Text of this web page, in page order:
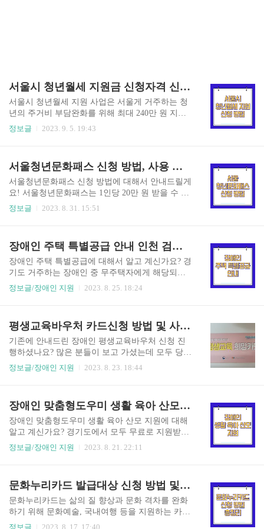
서울시 청년월세 지원금 신청자격 신청방법 서류 총정리
서울시 청년월세 지원 사업은 서울게 거주하는 청
년의 주거비 부담완화를 위해 최대 240만 원 지원
해 주는 사업입니다. 신청 기간이 한정되어 있기 때
얼른 신청해 보세요! 서울시 청년월세 지원 신청하
기 서울시 청년월세 지원금 신청 자격 청년월세 지
원 신청 자격은 아래의 조건을 만족해야 합니다. 꼭
확인하셔서 본인이 대상이 된다면 바로 신청을 진
행해 보세요! 거주지 : 주민등록상 서울시이며 실
어 있는 임차인 본인이 신청해야 합니다. (신청일
기준) 타인 명의 (부모, 형..
정보글 2023. 9. 5. 19:43
서울청년문화패스 신청 방법, 사용 방법 (20대 데이트 추천)
서울청년문화패스 신청 방법에 대해서 안내드릴게
요! 서울청년문화패스는 1인당 20만 원 받을 수 있
으며 연극, 뮤지컬, 오페라 등 관람을 하실 수 있습
청하기 서울청년문화패스 지원 대상 서울청년문화
패스는 지원 대상과 조건이 일부 존재합니다. 확인
하셔서 조건에 부합하는지 체크해 보세요! 내가 만
족하지 못하더라도 주위에 지원 대상이 되는 지인
이 있다면 알려주고 같이 누려보세요! 나이 : 19세
0% 이하 (건강보험료 기준) 건강보험료는 본인이
납부하고..
정보글 2023. 8. 31. 15:51
장애인 주택 특별공급 안내 인천 검단 신도시 e편한세상 검단 웰카운티
장애인 주택 특별공급에 대해서 알고 계신가요? 경
기도 거주하는 장애인 중 무주택자에게 해당되는
특별 혜택 중 하나입니다. 일반 청약과 달리 신청
분들은 공식 홈페이지 확인해 보세요! e편한세상
검단 웰카운티 보기 더 많은 장애인 특별공급을 보
고 싶다면 공식 홈페이지 확인하세요! 장애인 특별
공급 더 보기 장애인 주택 특별공급 안내 이번에 소
개해 드릴 특별공급은 인천 검단 신도시에 위치한
요! 유형 배정 세대 예비 세대 비고 59A 2 10 위치 :
인천광역시 서구 원당동 10..
정보글/장애인 지원 2023. 8. 25. 18:24
평생교육바우처 카드신청 방법 및 사용기관 사용처
기존에 안내드린 장애인 평생교육바우처 신청 진
행하셨나요? 많은 분들이 보고 가셨는데 모두 당첨
되었길 바랍니다. 이번에는 평생교육 희망카드 신
드린 장애인 평생교육바우처 신청 내용입니다. (나
중에 다시 진행할 수도 있어요!) 장애인 평생교육
이용권 바우처 자격 신청 총정리 (35만원) 장애인
평생교육이용권 바우처는 장애인 분들의 평생 교
육 참여 기회를 확대하여 역량 개발을 돕기 위해 수
선정된 분들은 카드 신청 바로 진행해 보세요! 평
생교육 희망카드 발급신청 ..
정보글/장애인 지원 2023. 8. 23. 18:44
장애인 맞춤형도우미 생활 육아 산모 지원 (2023)
장애인 맞춤형도우미 생활 육아 산모 지원에 대해
알고 계신가요? 경기도에서 모두 무료로 지원받으
실 수 있습니다. 건강관리나 위생관리 등 장애인의
활 지원 첫 번째는 장애인 생활 지원입니다. 2023년
해당 맞춤형 도우미 사업은 현재 공지가 뜨지 않아
서 확인하기 어려우실 텐데요. 지금 보고 계시는 여
러분들은 조건 확인하셔서 꼭 혜택 받으시길 바랍
정보글/장애인 지원 2023. 8. 21. 22:11
문화누리카드 발급대상 신청 방법 및 사용처 잔액조회
문화누리카드는 삶의 질 향상과 문화 격차를 완화
하기 위해 문화예술, 국내여행 등을 지원하는 카드
입니다. 대상자 누구나 11만 원 받을 수 있는 지원
정보글 2023. 8. 17. 17:40